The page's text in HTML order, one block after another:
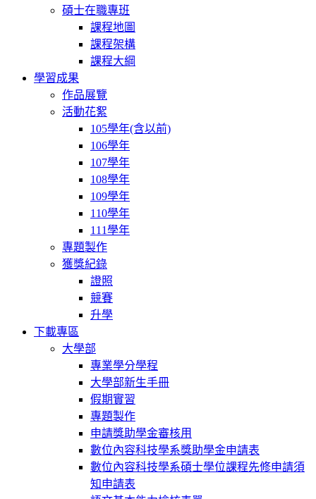
碩士在職專班
課程地圖
課程架構
課程大綱
學習成果
作品展覽
活動花絮
105學年(含以前)
106學年
107學年
108學年
109學年
110學年
111學年
專題製作
獲獎紀錄
證照
競賽
升學
下載專區
大學部
專業學分學程
大學部新生手冊
假期實習
專題製作
申請獎助學金審核用
數位內容科技學系獎助學金申請表
數位內容科技學系碩士學位課程先修申請須
知申請表